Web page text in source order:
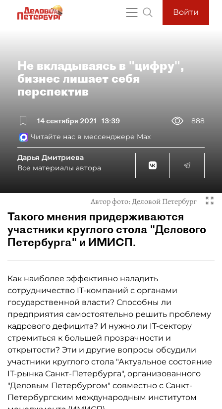
Войти
Не вкладываясь в "цифру",
бизнес лишает себя
перспектив
14 сентября 2021 13:39
888
Читайте нас в мессенджере Max
Дарья Дмитриева
Все материалы автора
Автор фото:Деловой Петербург
Такого мнения придерживаются
участники круглого стола "Делового
Петербурга" и ИМИСП.
Как наиболее эффективно наладить
сотрудничество IT-компаний с органами
государственной власти? Способны ли
предприятия самостоятельно решить проблему
кадрового дефицита? И нужно ли IT-сектору
стремиться к большей прозрачности и
открытости? Эти и другие вопросы обсудили
участники круглого стола "Актуальное состояние
IT-рынка Санкт-Петербурга", организованного
"Деловым Петербургом" совместно с Санкт-
Петербургским международным институтом